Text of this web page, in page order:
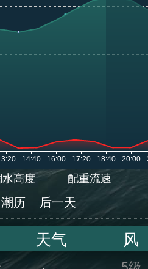
高度 配重流速
潮历 后一天
天气 风